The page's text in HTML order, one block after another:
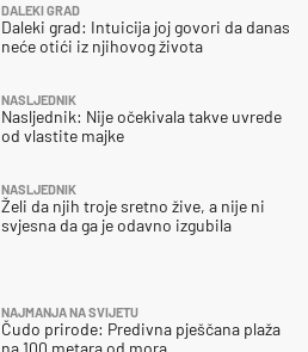
DALEKI GRAD
Daleki grad: Intuicija joj govori da danas
neće otići iz njihovog života
NASLJEDNIK
Nasljednik: Nije očekivala takve uvrede
od vlastite majke
NASLJEDNIK
Želi da njih troje sretno žive, a nije ni
svjesna da ga je odavno izgubila
NAJMANJA NA SVIJETU
Čudo prirode: Predivna pješčana plaža
na 100 metara od mora